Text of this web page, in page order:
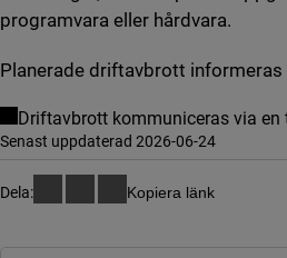
programvara eller hårdvara.
Planerade driftavbrott
Driftavbrott kommuniceras via
Senast uppdaterad 2026-06-24
Dela: Kopiera länk